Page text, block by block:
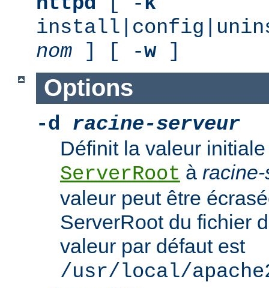
nom ] [ -w]
Options
-d racine-serveur
Définit la valeur
ServerRoot à
valeur peut être
ServerRoot du fichier
valeur par défaut est
/usr/local/